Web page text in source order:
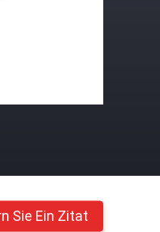
Sie Ein Zitat